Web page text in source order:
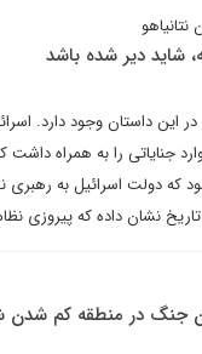
شاید دیر شده باشد
این داستان وجود دارد.
جنایاتی را به همراه
که دولت اسرائیل به
نشان داده که پیروزی
جنگ در منطقه کم